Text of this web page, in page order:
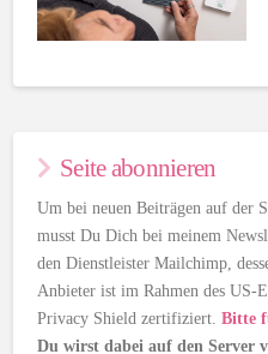
Seite abonnieren
Um bei neuen Beiträgen auf der
musst Du Dich bei meinem
den Dienstleister Mailchimp,
Anbieter ist im Rahmen des US-
Privacy Shield zertifiziert.Bitte
Du wirst dabei auf den Server